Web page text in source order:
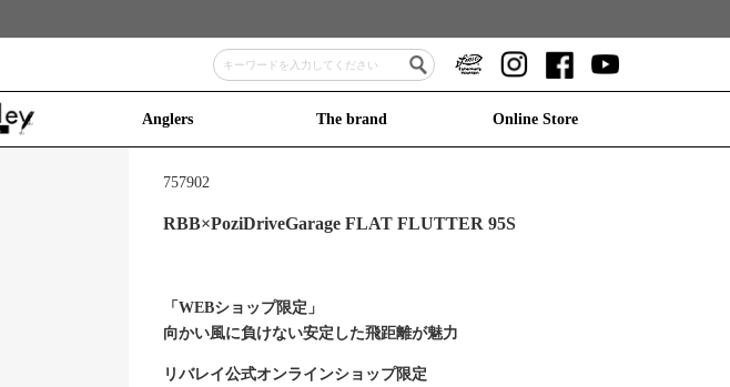
Anglers The brand Online Store
757902
RBB×PoziDriveGarage FLAT FLUTTER 95S
「WEBショップ限定」
向かい風に負けない安定した飛距離が魅力
リバレイ公式オンラインショップ限定